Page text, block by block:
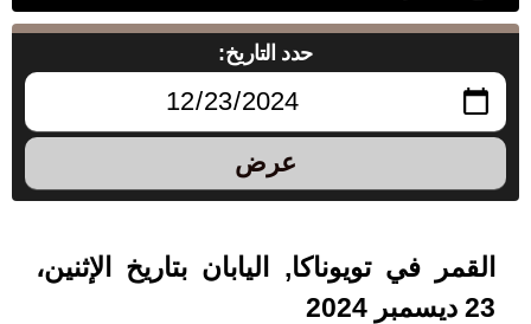
حدد التاريخ:
عرض
القمر في تويوناكا, اليابان بتاريخ الإثنين،
23 ديسمبر 2024